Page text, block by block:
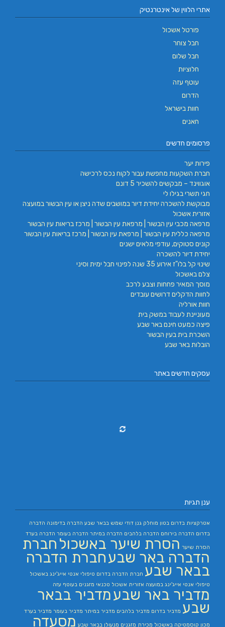
אתרי הלווין של אינטרנטיק
פורטל אשכול
חבל צוחר
חבל שלום
חלוציות
עוטף עזה
הדרום
חוות בישראל
חאנים
פרסומים חדשים
פירות יער
חברת השקעות מחפשת עבור לקוח נכס לרכישה
אוגווינד – מבקשים להשכיר 5 דונם
חגי תשרי בגילו לי
מבוקשת להשכרה יחידת דיור במושבים שדה ניצן או עין הבשור במועצה
אזורית אשכול
מרפאה מכבי עין הבשור | מרפאת עין הבשור | מרכז בריאות עין הבשור
מרפאה כללית עין הבשור | מרפאת עין הבשור | מרכז בריאות עין הבשור
קונים סטוקים, עודפי מלאים ישנים
יחידת דיור להשכרה
שינוי קל בלו"ז אירוע 35 שנה לפינוי חבל ימית וסיני
צלם באשכול
מוסך המאיר פחחות וצבע לרכב
לחוות הדקלים דרושים עובדים
חוות אורליה
מעוניינת לעבוד במשק בית
פיצה כמעט חינם באר שבע
השכרת בית בעין הבשור
הובלות באר שבע
עסקים חדשים באתר
ענן תגיות
אטרקציות בדרום בטון מוחלק גנן דודי שמש בבאר שבע הדברה בדימונה הדברה
בדרום הדברה בירוחם הדברה בלהבים הדברה במיתר הדברה בעומר הדברה בערד
הסרת שיער הסרת שיער באשכול חברת
הדברה באר שבעחברת הדברה
בבאר שבע חברת הדברה בדרום טיפולי אנטי אייג'ינג באשכול
טיפולי אנטי אייג'ינג במועצה אזורית אשכול טכנאי מזגנים בעוטף עזה
מדביר באר שבעמדביר בבאר
שבע מדביר בדרום מדביר בלהבים מדביר במיתר מדביר בעומר מדביר בערד
מכון קוסמטיקה באשכול מכירת מזגנים מנעולן בבאר שבע מסעדה